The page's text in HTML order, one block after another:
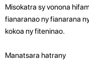
Misokatra sy vonona
fianaranao ny fianarana
kokoa ny fiteninao.
Manatsara hatrany